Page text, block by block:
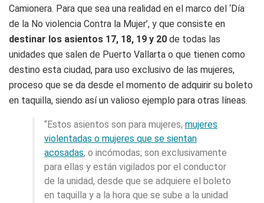
Camionera. Para que sea una realidad en el marco del ‘Día
de la No violencia Contra la Mujer’, y que consiste en
destinar los asientos 17, 18, 19 y 20 de todas las
unidades que salen de Puerto Vallarta o que tienen como
destino esta ciudad, para uso exclusivo de las mujeres,
proceso que se da desde el momento de adquirir su boleto
en taquilla, siendo así un valioso ejemplo para otras líneas.
“Estos asientos son para mujeres, mujeres
violentadas o mujeres que se sientan
acosadas, o incómodas; son exclusivamente
para ellas y están vigilados por el conductor
de la unidad, desde que se adquiere el boleto
en taquilla y a la hora que se sube a la unidad